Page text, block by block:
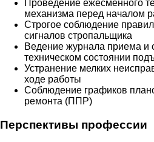
Проведение ежесменного
механизма перед началом
Строгое соблюдение
сигналов стропальщика
Ведение журнала приема и
техническом состоянии
Устранение мелких
ходе работы
Соблюдение графиков
ремонта (ППР)
Перспективы профессии